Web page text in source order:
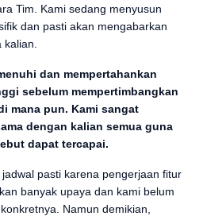
Tim. Kami sedang menyusun
dan pasti akan mengabarkan
dan mempertahankan
sebelum mempertimbangkan
mana pun. Kami sangat
dengan kalian semua guna
dapat tercapai.
pasti karena pengerjaan fitur
banyak upaya dan kami belum
Namun demikian,